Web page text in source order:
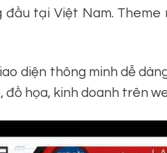
tại Việt Nam.
diện thông minh dễ
họa, kinh doanh trên